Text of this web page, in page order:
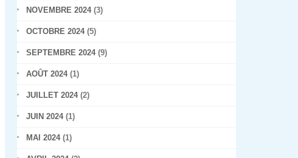
NOVEMBRE 2024(3)
OCTOBRE 2024(5)
SEPTEMBRE 2024(9)
AOÛT 2024(1)
JUILLET 2024(2)
JUIN 2024(1)
MAI 2024(1)